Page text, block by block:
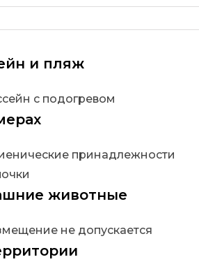
и пляж
с подогревом
принадлежности
животные
не допускается